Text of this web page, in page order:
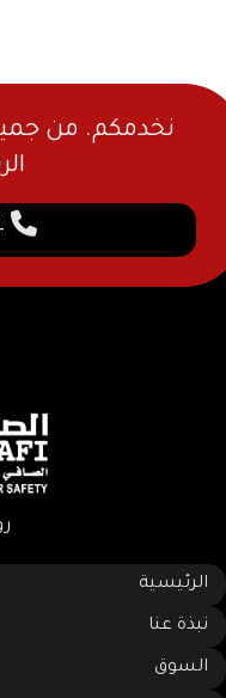
نخدمكم. من
الرئيسية
نبذة عنا
السوق